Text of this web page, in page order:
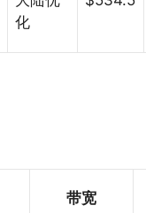
化
带宽